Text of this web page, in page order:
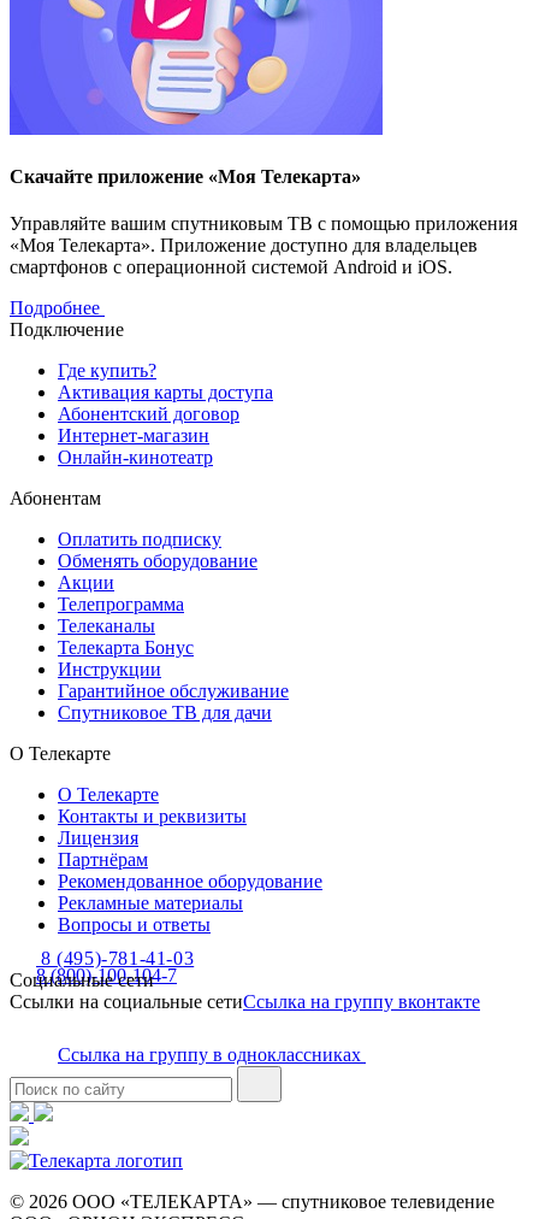
Скачайте приложение «Моя Телекарта»
Управляйте вашим спутниковым ТВ с помощью приложения
«Моя Телекарта». Приложение доступно для владельцев
смартфонов с операционной системой Android и iOS.
Подробнее
Подключение
Где купить?
Активация карты доступа
Абонентский договор
Интернет-магазин
Онлайн-кинотеатр
Абонентам
Оплатить подписку
Обменять оборудование
Акции
Телепрограмма
Телеканалы
Телекарта Бонус
Инструкции
Гарантийное обслуживание
Спутниковое ТВ для дачи
О Телекарте
О Телекарте
Контакты и реквизиты
Лицензия
Партнёрам
Рекомендованное оборудование
Рекламные материалы
Вопросы и ответы
8 (800)-100-104-7
8 (495)-781-41-03
Социальные сети
Ссылки на социальные сетиСсылка на группу вконтакте
Ссылка на группу в одноклассниках
© 2026 ООО «ТЕЛЕКАРТА» — спутниковое телевидение